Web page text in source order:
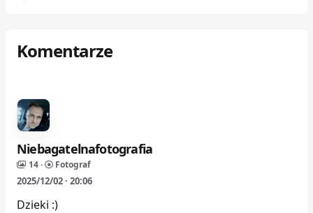
Komentarze
Niebagatelnafotografia
14 · Fotograf
2025/12/02 · 20:06
Dzieki :)